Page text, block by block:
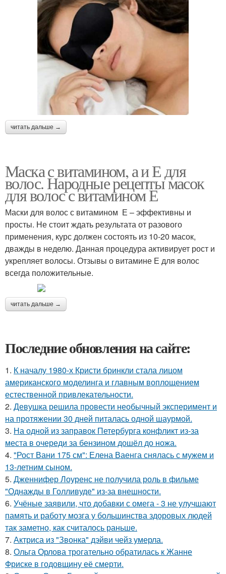
читать дальше →
Маска с витамином, а и Е для
волос. Народные рецепты масок
для волос с витамином Е
Маски для волос с витамином Е – эффективны и
просты. Не стоит ждать результата от разового
применения, курс должен состоять из 10-20 масок,
дважды в неделю. Данная процедура активирует рост и
укрепляет волосы. Отзывы о витамине Е для волос
всегда положительные.
читать дальше →
Последние обновления на сайте:
1. К началу 1980-х Кристи бринкли стала лицом
американского моделинга и главным воплощением
естественной привлекательности.
2. Девушка решила провести необычный эксперимент и
на протяжении 30 дней питалась одной шаурмой.
3. На одной из заправок Петербурга конфликт из-за
места в очереди за бензином дошёл до ножа.
4. "Рост Вани 175 см": Елена Ваенга снялась с мужем и
13-летним сыном.
5. Дженнифер Лоуренс не получила роль в фильме
"Однажды в Голливуде" из-за внешности.
6. Учёные заявили, что добавки с омега - 3 не улучшают
память и работу мозга у большинства здоровых людей
так заметно, как считалось раньше.
7. Актриса из "Звонка" дэйви чейз умерла.
8. Ольга Орлова трогательно обратилась к Жанне
Фриске в годовщину её смерти.